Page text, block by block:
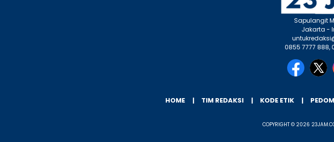
Sapulangit
Jakarta -
0855 7777 888,
HOME TIM REDAKSI KODE ETIK
COPYRIGHT © 2026